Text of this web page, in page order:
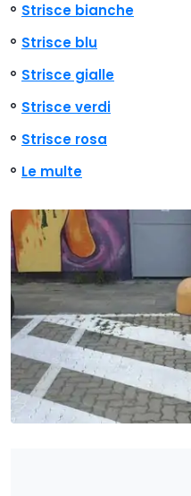
Strisce bianche
Strisce blu
Strisce gialle
Strisce verdi
Strisce rosa
Le multe